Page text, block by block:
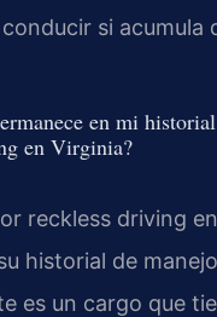
si acumula
en mi
en Virginia?
reckless driving
historial de
es un cargo que